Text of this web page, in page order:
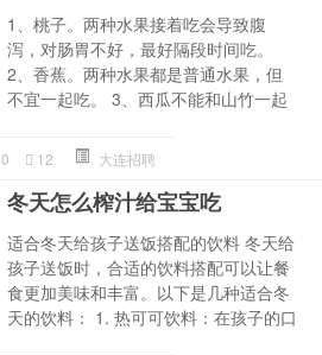
1、桃子。两种水果接着吃会导致腹
泻，对肠胃不好，最好隔段时间吃。
2、香蕉。两种水果都是普通水果，但
不宜一起吃。 3、西瓜不能和山竹一起
0 12 大连招聘
冬天怎么榨汁给宝宝吃
适合冬天给孩子送饭搭配的饮料 冬天给
孩子送饭时，合适的饮料搭配可以让餐
食更加美味和丰富。以下是几种适合冬
天的饮料： 1. 热可可饮料：在孩子的口